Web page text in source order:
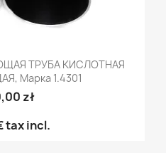
ТРУБА КИСЛОТНАЯ
Марка 1.4301
zł
tax incl.